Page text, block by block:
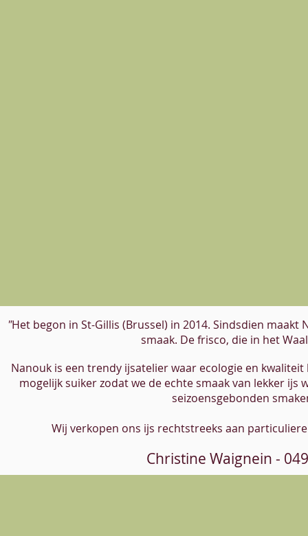
"Het begon in St-Gillis (Brussel) in 2014. Sindsdien
smaak. De frisco, die in het
Nanouk is een trendy ijsatelier waar ecologie en
mogelijk suiker zodat we de echte smaak van lekker
seizoensgebonden
Wij verkopen ons ijs rechtstreeks aan
Christine Waignein -